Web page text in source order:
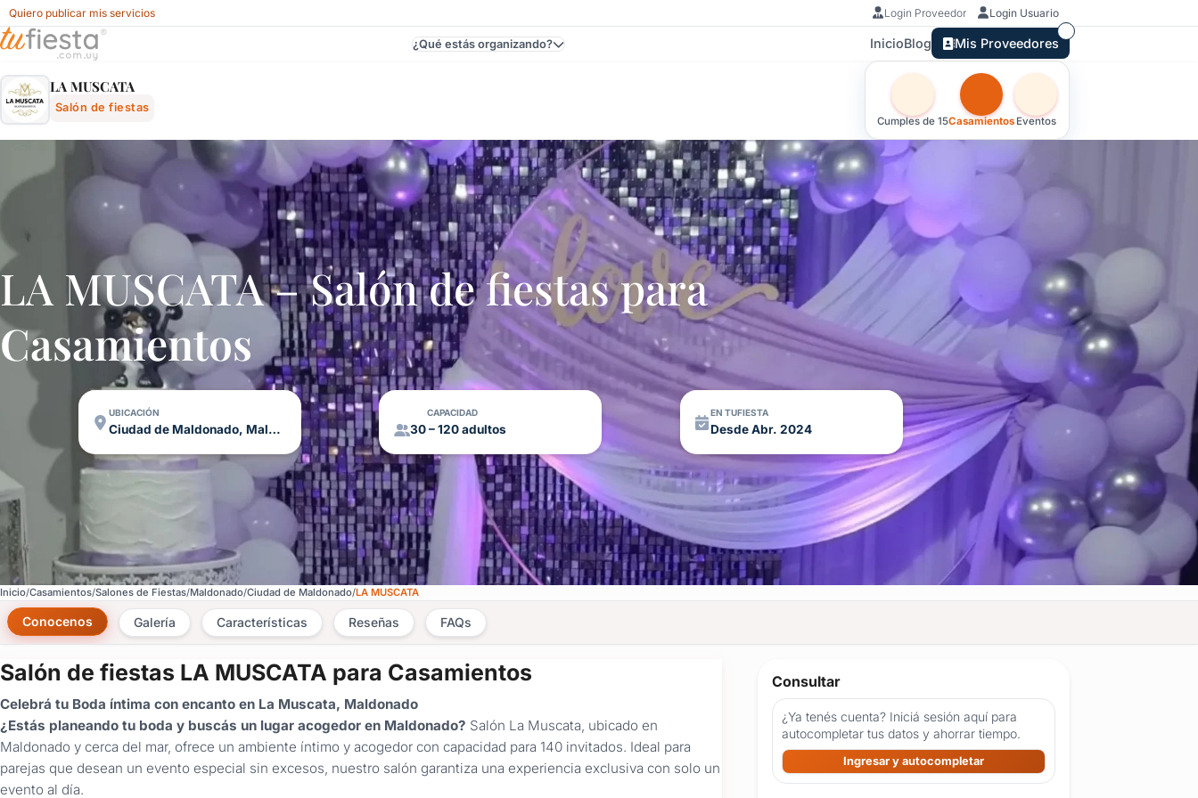
Quiero publicar mis servicios Login Proveedor Login Usuario
¿Qué estás organizando? InicioBlog Mis Proveedores
LA MUSCATA
Salón de fiestas
Otras versiones de esta ficha por tipo de festejo
Cumples de 15Casamientos Eventos
LA MUSCATA – Salón de fiestas para
Casamientos
UBICACIÓN
Ciudad de Maldonado, Maldonado
CAPACIDAD
30 – 120 adultos
EN TUFIESTA
Desde Abr. 2024
Inicio Casamientos Salones de Fiestas Maldonado Ciudad de Maldonado LA MUSCATA
Conocenos Galería Características Reseñas FAQs
Salón de fiestas LA MUSCATA para Casamientos
Celebrá tu Boda íntima con encanto en La Muscata, Maldonado
¿Estás planeando tu boda y buscás un lugar acogedor en Maldonado? Salón La Muscata, ubicado en
Maldonado y cerca del mar, ofrece un ambiente íntimo y acogedor con capacidad para 140 invitados. Ideal para
parejas que desean un evento especial sin excesos, nuestro salón garantiza una experiencia exclusiva con solo un
evento al día.
Consultar
¿Ya tenés cuenta? Iniciá sesión aquí para
autocompletar tus datos y ahorrar tiempo.
Ingresar y autocompletar